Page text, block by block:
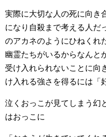
実際に大切な人の死に向き
になり自殺まで考える人だ
のアカネのようにひねくれ
幽霊たちがいるからなんと
受け入れられないことに向
け入れる強さを得るには「
泣くおっこが見てしまう幻
はおっこに